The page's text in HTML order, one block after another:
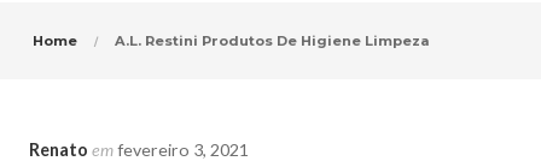
Home A.L. Restini Produtos De Higiene Limpeza
Renato emfevereiro 3, 2021